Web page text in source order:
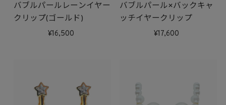
バブルパールレーンイヤー
クリップ(ゴールド)
16,500
バブルパール×バックキャ
ッチイヤークリップ
17,600